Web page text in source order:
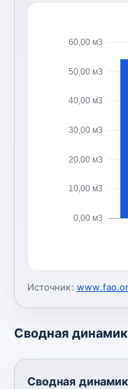
0,00 м3
10,00 м3
20,00 м3
30,00 м3
40,00 м3
50,00 м3
60,00 м3
Источник:
Сводная
Сводная